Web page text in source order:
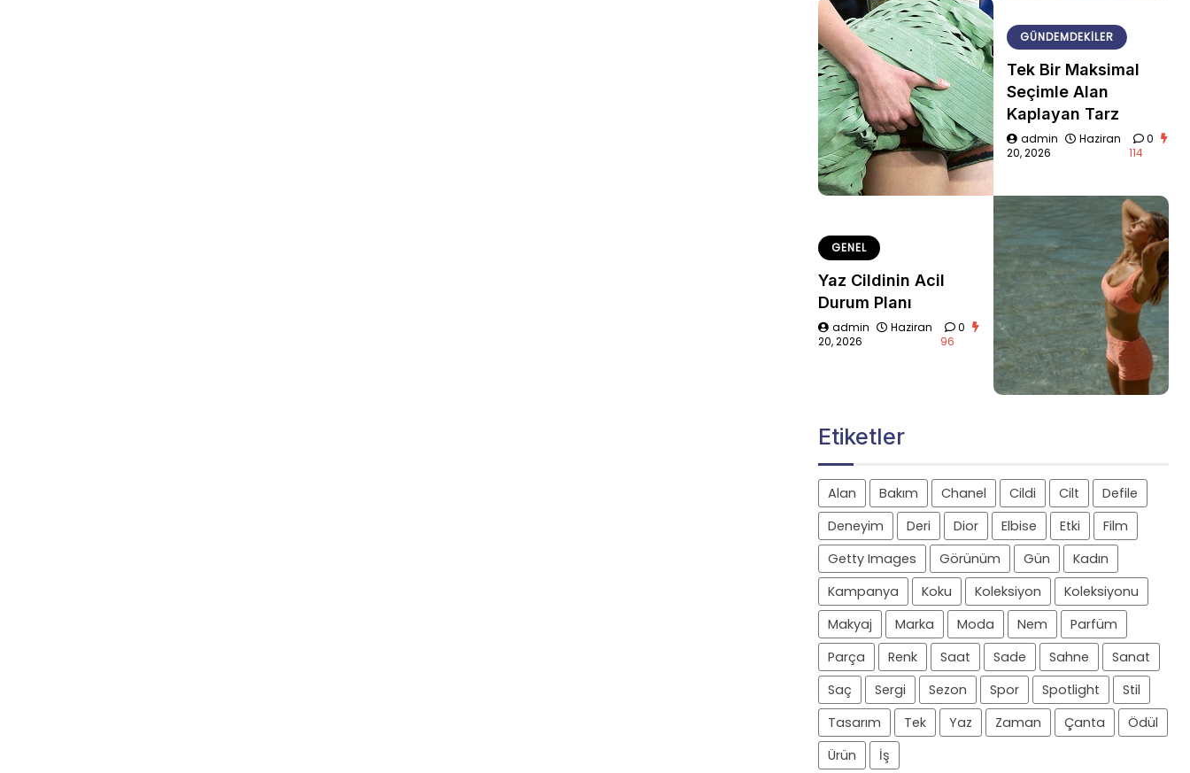
GÜNDEMDEKILER
Tek Bir Maksimal
Seçimle Alan
Kaplayan Tarz
admin
Haziran
20, 2026
0
114
GENEL
Yaz Cildinin Acil
Durum Planı
admin
Haziran
20, 2026
0
96
Etiketler
Alan Bakım Chanel Cildi Cilt
Defile
Deneyim
Deri Dior Elbise Etki
Film
Getty Images
Görünüm Gün
Kadın
Kampanya
Koku Koleksiyon
Koleksiyonu
Makyaj
Marka Moda Nem
Parfüm
Parça
Renk Saat Sade Sahne
Sanat
Saç
Sergi Sezon Spor Spotlight
Stil
Tasarım
Tek Yaz Zaman Çanta
Ödül
Ürün
İş